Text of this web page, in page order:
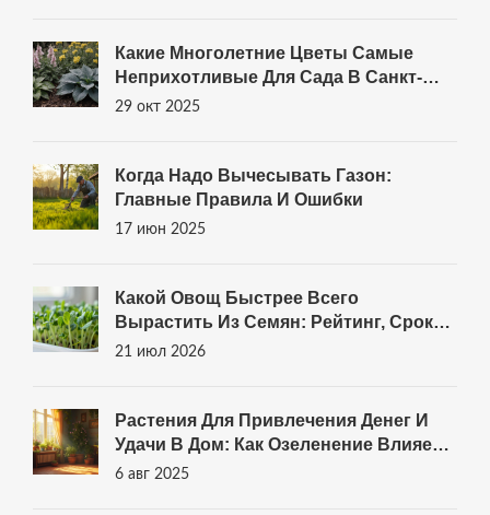
Какие Многолетние Цветы Самые
Неприхотливые Для Сада В Санкт-
Петербурге
29 окт 2025
Когда Надо Вычесывать Газон:
Главные Правила И Ошибки
17 июн 2025
Какой Овощ Быстрее Всего
Вырастить Из Семян: Рейтинг, Сроки
И Советы Для Начинающих
21 июл 2026
Растения Для Привлечения Денег И
Удачи В Дом: Как Озеленение Влияет
На Финансовый Достаток
6 авг 2025